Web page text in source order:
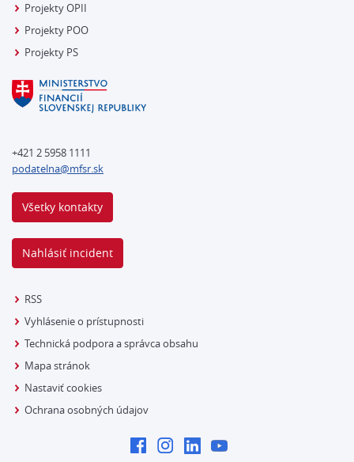
Projekty OPII
Projekty POO
Projekty PS
+421 2 5958 1111
podatelna@mfsr.sk
Všetky kontakty
Nahlásiť incident
RSS
Vyhlásenie o prístupnosti
Technická podpora a správca obsahu
Mapa stránok
Nastaviť cookies
Ochrana osobných údajov